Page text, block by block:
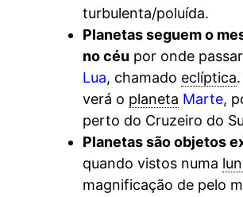
turbulenta/poluída.
Planetas seguem o
no céu por onde
Lua, chamado eclíptica
verá o planeta Marte,
perto do Cruzeiro do
Planetas são objetos
quando vistos numa
magnificação de pelo